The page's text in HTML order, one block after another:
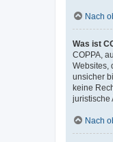
Nach
Was ist
COPPA,
Websites,
unsicher
keine
juristische
Nach